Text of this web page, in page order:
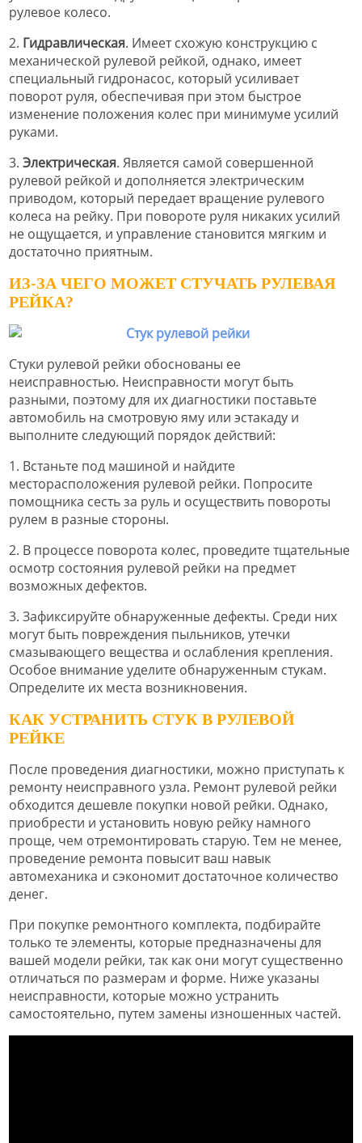
рулевое колесо.
2. Гидравлическая. Имеет схожую конструкцию с
механической рулевой рейкой, однако, имеет
специальный гидронасос, который усиливает
поворот руля, обеспечивая при этом быстрое
изменение положения колес при минимуме усилий
руками.
3. Электрическая. Является самой совершенной
рулевой рейкой и дополняется электрическим
приводом, который передает вращение рулевого
колеса на рейку. При повороте руля никаких усилий
не ощущается, и управление становится мягким и
достаточно приятным.
ИЗ-ЗА ЧЕГО МОЖЕТ СТУЧАТЬ РУЛЕВАЯ
РЕЙКА?
Стуки рулевой рейки обоснованы ее
неисправностью. Неисправности могут быть
разными, поэтому для их диагностики поставьте
автомобиль на смотровую яму или эстакаду и
выполните следующий порядок действий:
1. Встаньте под машиной и найдите
месторасположения рулевой рейки. Попросите
помощника сесть за руль и осуществить повороты
рулем в разные стороны.
2. В процессе поворота колес, проведите тщательные
осмотр состояния рулевой рейки на предмет
возможных дефектов.
3. Зафиксируйте обнаруженные дефекты. Среди них
могут быть повреждения пыльников, утечки
смазывающего вещества и ослабления крепления.
Особое внимание уделите обнаруженным стукам.
Определите их места возникновения.
КАК УСТРАНИТЬ СТУК В РУЛЕВОЙ
РЕЙКЕ
После проведения диагностики, можно приступать к
ремонту неисправного узла. Ремонт рулевой рейки
обходится дешевле покупки новой рейки. Однако,
приобрести и установить новую рейку намного
проще, чем отремонтировать старую. Тем не менее,
проведение ремонта повысит ваш навык
автомеханика и сэкономит достаточное количество
денег.
При покупке ремонтного комплекта, подбирайте
только те элементы, которые предназначены для
вашей модели рейки, так как они могут существенно
отличаться по размерам и форме. Ниже указаны
неисправности, которые можно устранить
самостоятельно, путем замены изношенных частей.